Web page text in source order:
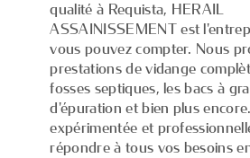
qualité à Requista, HERAIL
ASSAINISSEMENT est
vous pouvez compter. Nous
prestations de vidange
fosses septiques, les bacs à
d'épuration et bien plus
expérimentée et
répondre à tous vos besoins